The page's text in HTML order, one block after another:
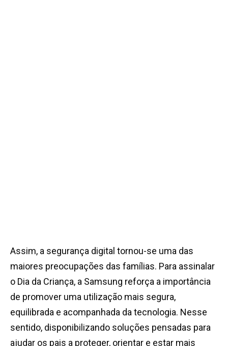
Assim, a segurança digital tornou-se uma das
maiores preocupações das famílias. Para assinalar
o Dia da Criança, a Samsung reforça a importância
de promover uma utilização mais segura,
equilibrada e acompanhada da tecnologia. Nesse
sentido, disponibilizando soluções pensadas para
ajudar os pais a proteger, orientar e estar mais